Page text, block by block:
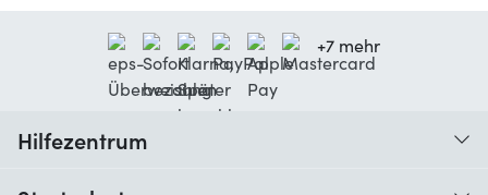
+7 mehr
Hilfezentrum